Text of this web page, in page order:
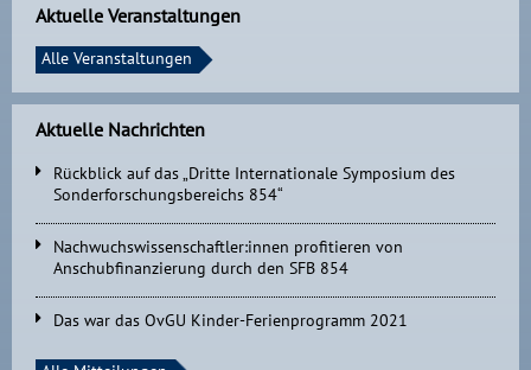
Aktuelle Veranstaltungen
Alle Veranstaltungen
Aktuelle Nachrichten
Rückblick auf das „Dritte Internationale Symposium des
Sonderforschungsbereichs 854“
Nachwuchswissenschaftler:innen profitieren von
Anschubfinanzierung durch den SFB 854
Das war das OvGU Kinder-Ferienprogramm 2021